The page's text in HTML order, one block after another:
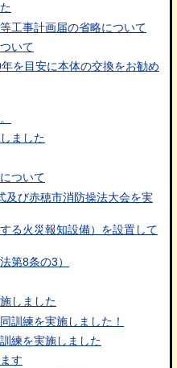
工事計画届の省略について
いて
を目安に本体の交換をお勧め
ました
ついて
及び赤穂市消防操法大会を実
る火災報知設備）を設置して
第8条の3）
しました
訓練を実施しました！
練を実施しました
す